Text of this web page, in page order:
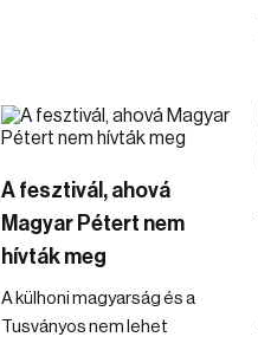
A fesztivál, ahová
Magyar Pétert nem
hívták meg
A külhoni magyarság és a
Tusványos nem lehet